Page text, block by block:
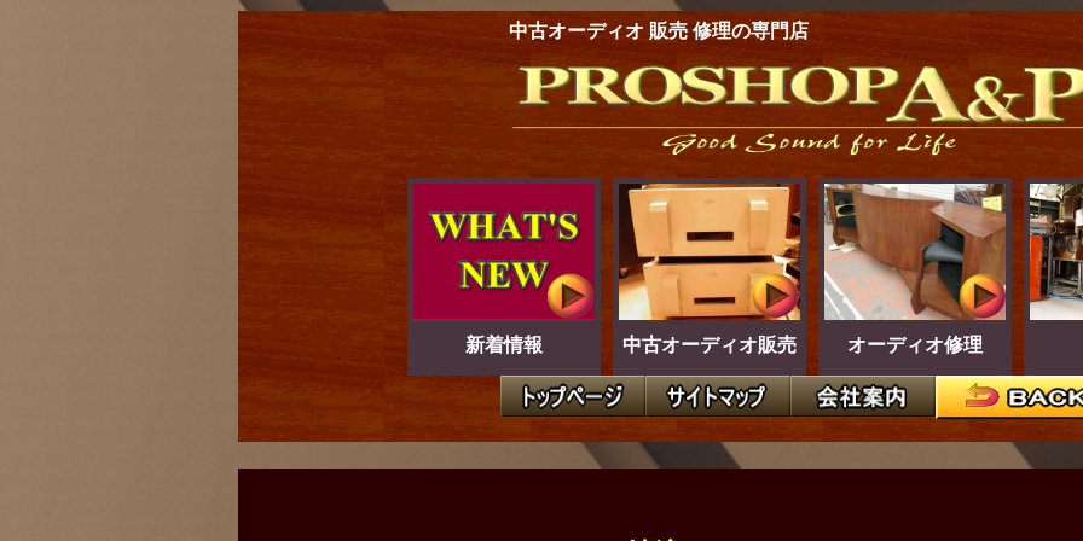
中古オーディオ 販売 修理の専門店
新着情報 中古オーディオ販売 オーディオ修理